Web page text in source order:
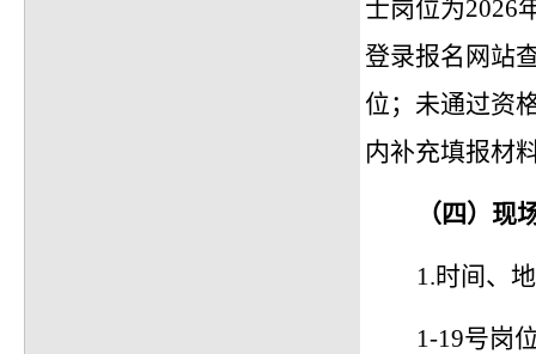
士岗位为2026
登录报名网站
位；未通过资
内补充填报材
（ 四）现
1.时间、
1-19号岗